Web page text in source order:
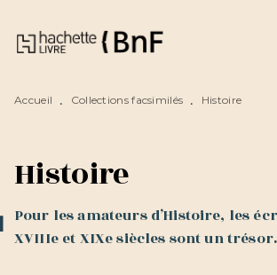
MENU RECHERCHE
Accueil • Collections facsimilés • Histoire
Histoire
Pour les amateurs d’Histoire, les
XVIIIe et XIXe siècles sont un trésor.